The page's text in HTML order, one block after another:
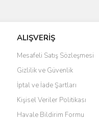
ALIŞVERİŞ
Mesafeli Satış Sözleşmesi
Gizlilik ve Güvenlik
İptal ve İade Şartları
Kişisel Veriler Politikası
Havale Bildirim Formu